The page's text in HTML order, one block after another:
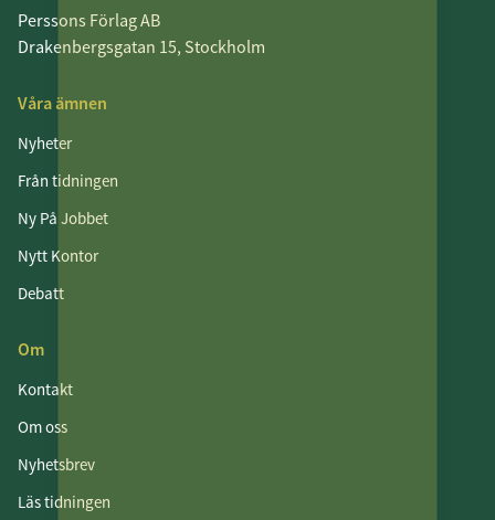
Perssons Förlag AB
Drakenbergsgatan 15, Stockholm
Våra ämnen
Nyheter
Från tidningen
Ny På Jobbet
Nytt Kontor
Debatt
Om
Kontakt
Om oss
Nyhetsbrev
Läs tidningen